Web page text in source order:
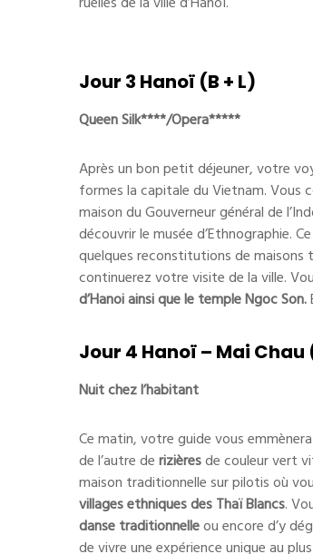
Jour 3 Hanoï (B + L)
Queen Silk****/Opera*****
Après un bon petit déjeuner, votre
formes la capitale du Vietnam. Vous
maison du Gouverneur général de
découvrir le musée d’Ethnographie.
quelques reconstitutions de maisons
continuerez votre visite de la ville.
d’Hanoi ainsi que le temple Ngoc Son.
Jour 4 Hanoï – Mai Chau
Nuit chez l’habitant
Ce matin, votre guide vous
de l’autre derizièresde couleur vert
maison traditionnelle sur pilotis où
villages ethniques desThaï Blancs.
danse traditionnelleou encore d’y